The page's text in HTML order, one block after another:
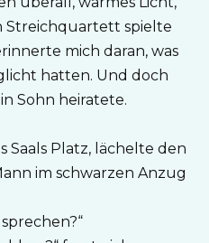
Streichquartett spielte
mich daran, was
hatten. Und doch
Sohn heiratete.
Saals Platz, lächelte den
im schwarzen Anzug